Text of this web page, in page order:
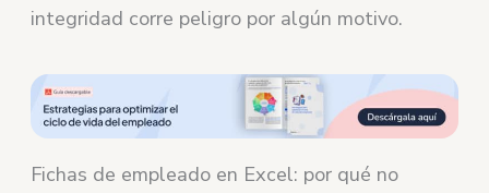
integridad corre peligro por algún motivo.
Fichas de empleado en Excel: por qué no